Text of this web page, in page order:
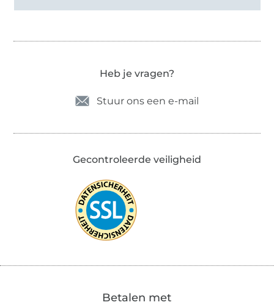
Heb je vragen?
Stuur ons een e-mail
Gecontroleerde veiligheid
Betalen met